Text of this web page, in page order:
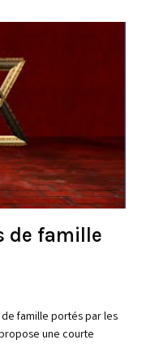
de famille
famille portés par les
une courte